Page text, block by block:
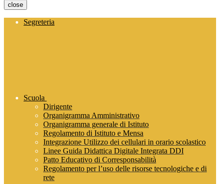
close
Segreteria
Scuola
Dirigente
Organigramma Amministrativo
Organigramma generale di Istituto
Regolamento di Istituto e Mensa
Integrazione Utilizzo dei cellulari in orario scolastico
Linee Guida Didattica Digitale Integrata DDI
Patto Educativo di Corresponsabilità
Regolamento per l’uso delle risorse tecnologiche e di
rete